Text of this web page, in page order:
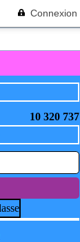
Connexion
10 320 737